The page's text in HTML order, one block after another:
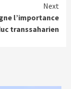
Next
l’importance
transsaharien